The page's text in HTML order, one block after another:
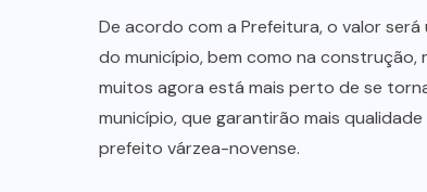
De acordo com a Prefeitura, o valor
do município, bem como na construção,
muitos agora está mais perto de se
município, que garantirão mais
prefeito várzea-novense.